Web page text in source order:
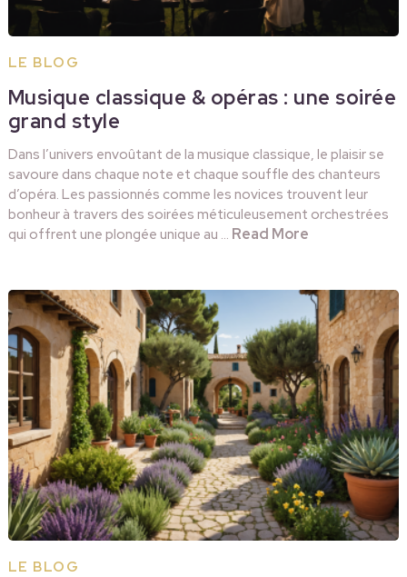
LE BLOG
Musique classique & opéras : une soirée
grand style
Dans l’univers envoûtant de la musique classique, le plaisir se
savoure dans chaque note et chaque souffle des chanteurs
d’opéra. Les passionnés comme les novices trouvent leur
bonheur à travers des soirées méticuleusement orchestrées
qui offrent une plongée unique au … Read More
LE BLOG